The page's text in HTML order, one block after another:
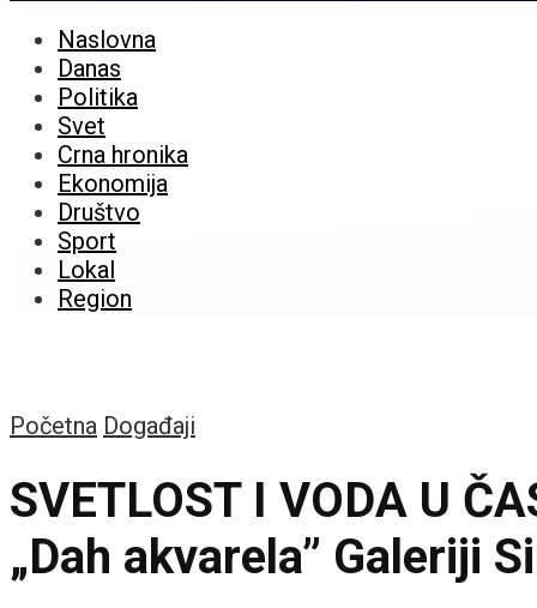
Naslovna
Danas
Politika
Svet
Crna hronika
Ekonomija
Društvo
Sport
Lokal
Region
Početna Događaji
SVETLOST I VODA U
„Dah akvarela” Galeriji